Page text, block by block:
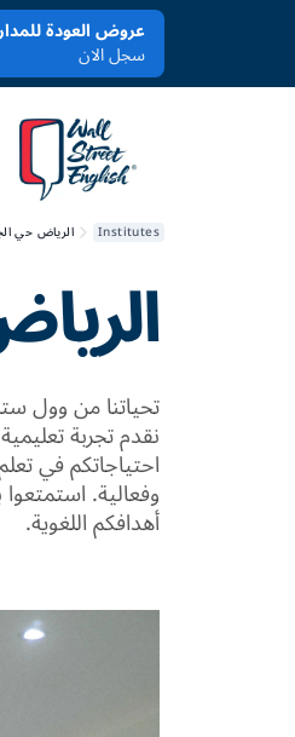
عروض العودة
سجل الان
Institutes الرياض حي
تحياتنا من وول
نقدم تجربة
احتياجاتكم في
وفعالية.
أهدافكم اللغوية.